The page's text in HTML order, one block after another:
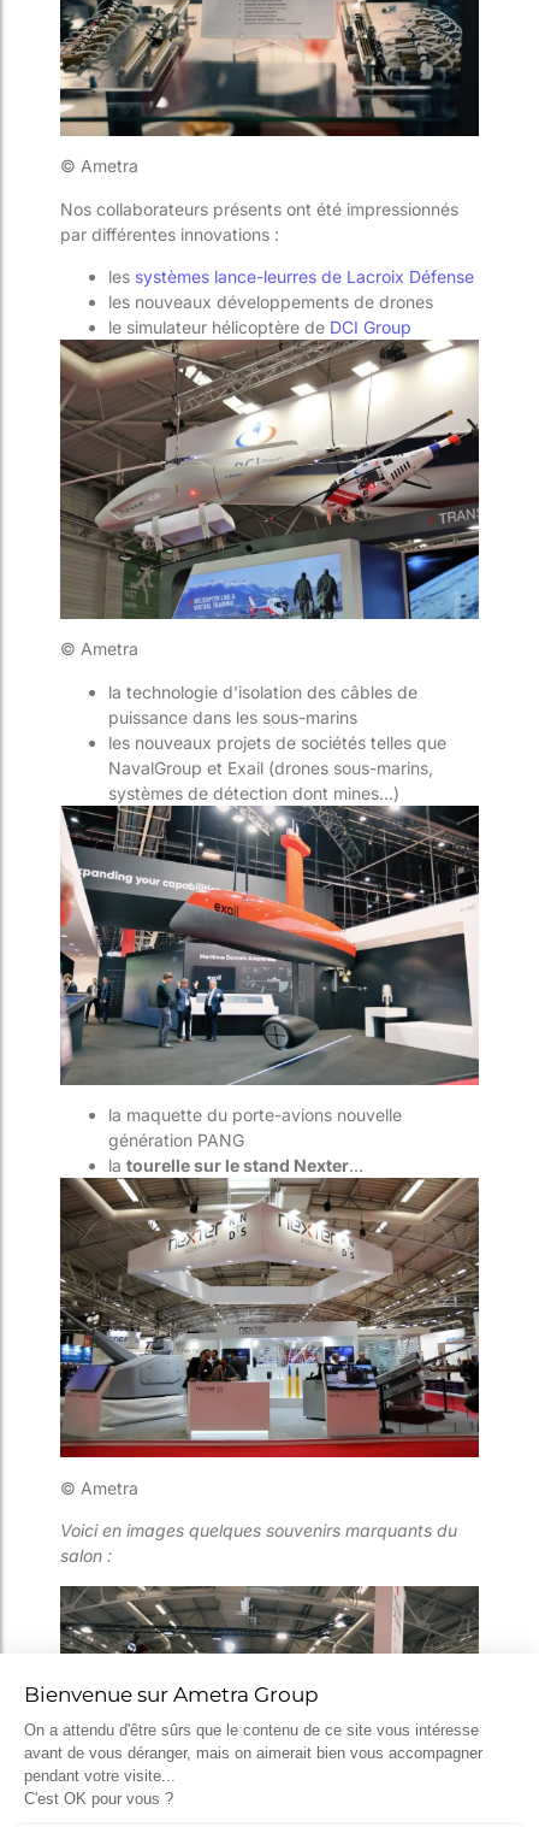
© Ametra
Nos collaborateurs présents ont été impressionnés
par différentes innovations :
les systèmes lance-leurres de Lacroix Défense
les nouveaux développements de drones
le simulateur hélicoptère de DCI Group
© Ametra
la technologie d’isolation des câbles de
puissance dans les sous-marins
les nouveaux projets de sociétés telles que
NavalGroup et Exail (drones sous-marins,
systèmes de détection dont mines…)
la maquette du porte-avions nouvelle
génération PANG
la tourelle sur le stand Nexter…
© Ametra
Voici en images quelques souvenirs marquants du
salon :